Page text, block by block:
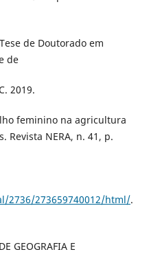
de Doutorado em
de
2019.
feminino na agricultura
Revista NERA, n. 41, p.
2736/273659740012/html/.
GEOGRAFIA E